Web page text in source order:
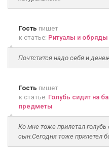
Гость пишет
к статье: Ритуалы и
Почтстится надо себя и
Гость пишет
к статье: Голубь сидит на
предметы
Ко мне тоже прилетал голубь
сын.Сегодня тоже прилетел